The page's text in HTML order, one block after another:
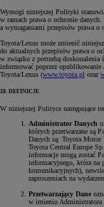
Wymogi niniejszej Polityki
w ramach prawa o ochronie
a wymaganiami przepisów prawa o
Toyota/Lexus może zmienić
do aktualnych przepisów prawa o
w związku z potrzebą doskonalenia
informować poprzez
Toyota/Lexus (www.toyota.pl oraz
18. DEFINICJE
W niniejszej Polityce następujące
Administrator Danych
których przetwarzane są
Danych są: Toyota
Toyota Central Europe
informacje mogą zostać
informacyjnego, która na
komunikacyjnych),
zaproszeniach na
Przetwarzający Dane
w imieniu Administratora